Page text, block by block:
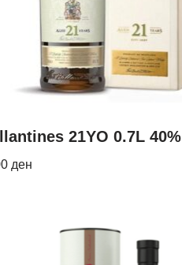
21YO 0.7L 40%
ден